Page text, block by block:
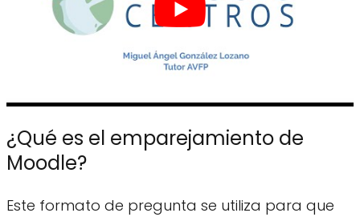
¿Qué es el emparejamiento de
Moodle?
Este formato de pregunta se utiliza para que